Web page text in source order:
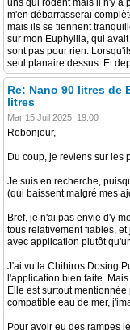
uns qui rodent mais il n'y a
m'en débarrasserai
mais ils se tiennent
sur mon Euphyllia, qui
sont pas pour rien.
seul planaire dessus. Et
Re: Nano 90 litres de
litres
Mar 15 Juil 2025, 19:00
Rebonjour,
Du coup, je reviens sur les
Je suis en recherche,
(qui baissent malgré mes
Bref, je n'ai pas envie d'y
tous relativement fiables,
avec application plutôt
J'ai vu la Chihiros Dosing
l'application bien faite.
Elle est surtout
compatible eau de mer,
Pour avoir eu des rampes